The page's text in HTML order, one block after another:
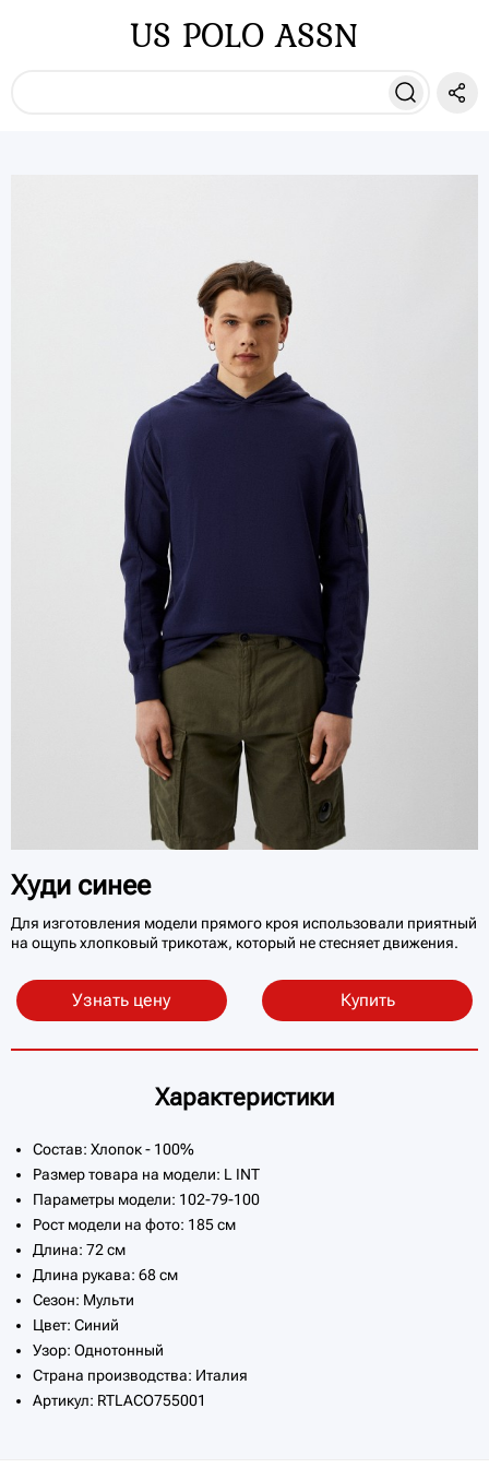
US POLO ASSN
Худи синее
Для изготовления модели прямого кроя использовали приятный
на ощупь хлопковый трикотаж, который не стесняет движения.
Узнать цену Купить
Характеристики
Состав: Хлопок - 100%
Размер товара на модели: L INT
Параметры модели: 102-79-100
Рост модели на фото: 185 см
Длина: 72 см
Длина рукава: 68 см
Сезон: Мульти
Цвет: Синий
Узор: Однотонный
Страна производства: Италия
Артикул: RTLACO755001